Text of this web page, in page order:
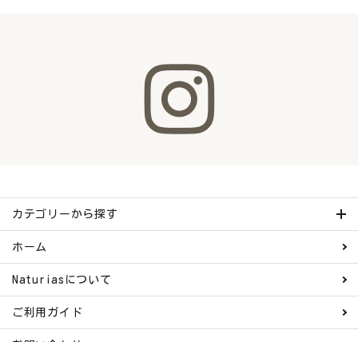
カテゴリーから探す
ホーム
Naturiasについて
ご利用ガイド